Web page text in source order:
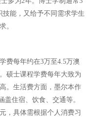
能，又给予不同需求学生
。
费每年约在3万至4.5万澳
硕士课程学费每年大致为
。生活费方面，墨尔本作
盖住宿、饮食、交通等。
，具体需根据个人消费习